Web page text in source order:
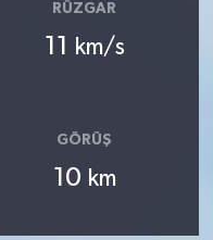
RÜZGAR
11 km/s
GÖRÜŞ
10 km